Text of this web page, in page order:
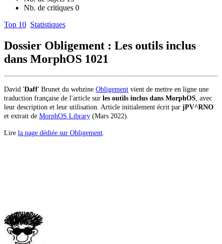
Nb. de critiques 0
Top 10 Statistiques
Dossier Obligement : Les outils inclus
dans MorphOS 1021
David 'Daff' Brunet du webzine Obligement vient de mettre en ligne une
traduction française de l'article sur les outils inclus dans MorphOS , avec
leur description et leur utilisation. Article initialement écrit par jPV^RNO
et extrait de MorphOS Library (Mars 2022).
Lire la page dédiée sur Obligement